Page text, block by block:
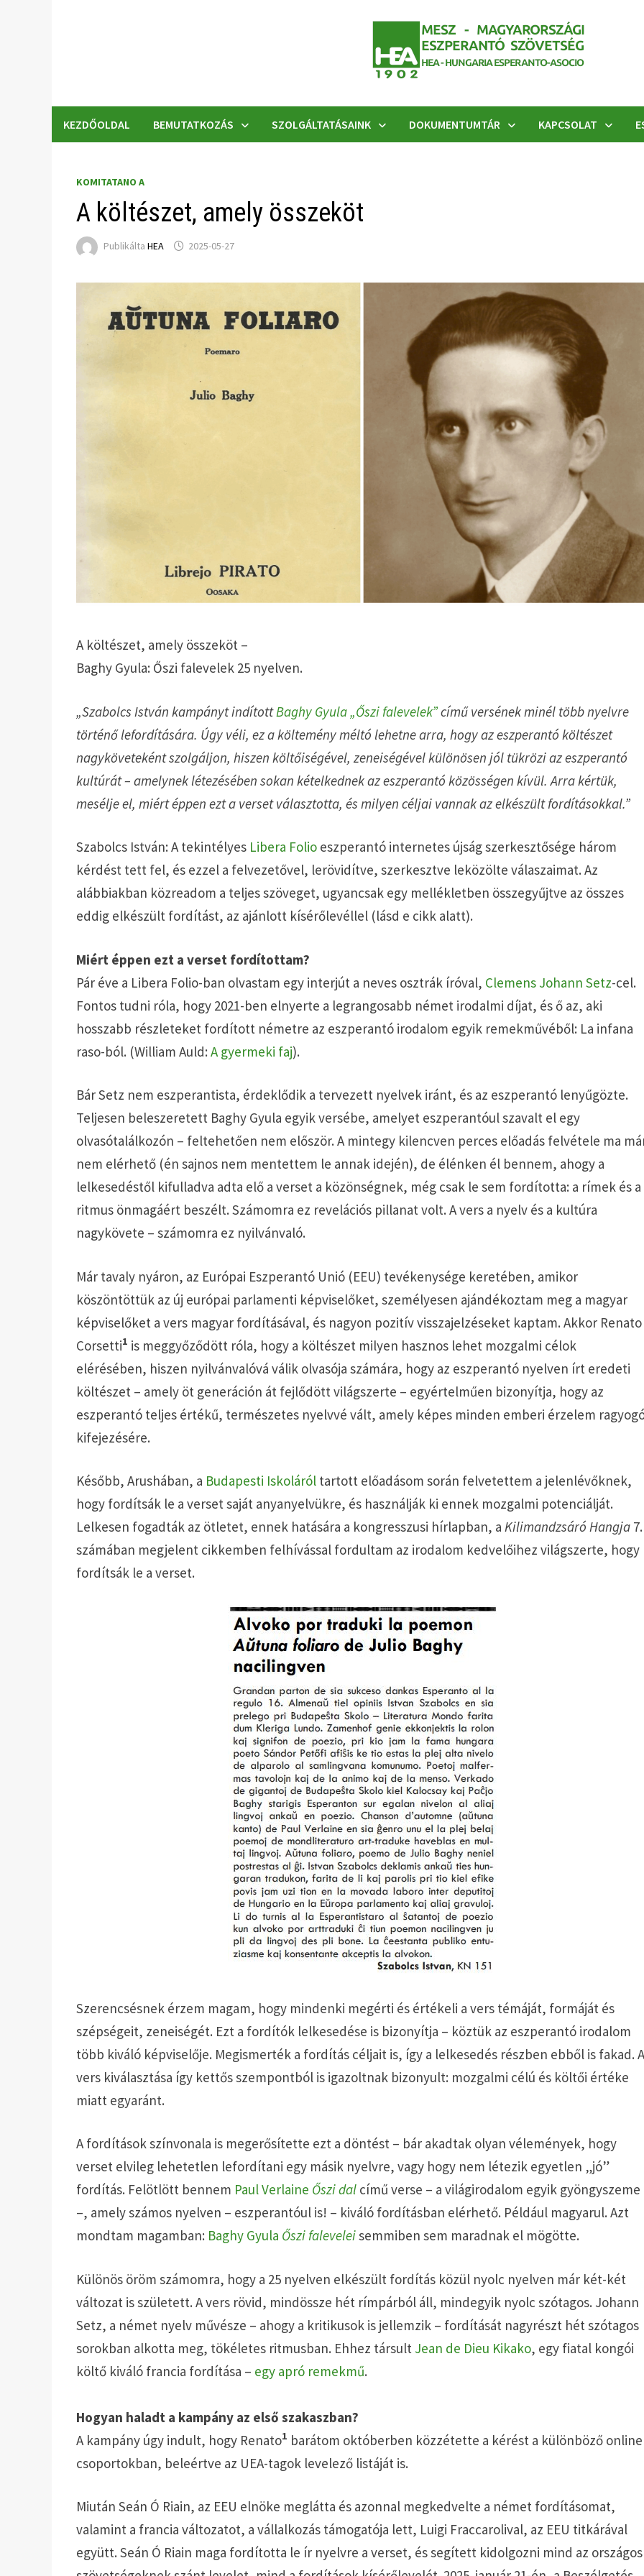
KEZDŐOLDAL BEMUTATKOZÁS SZOLGÁLTATÁSAINK DOKUMENTUMTÁR KAPCSOLAT
KOMITATANO A
A költészet, amely összeköt
PublikáltaHEA 2025-05-27
A költészet, amely összeköt –
Baghy Gyula: Őszi falevelek 25 nyelven.
„Szabolcs István kampányt indítottBaghy Gyula „Őszi falevelek”című versének minél több nyelvre
történő lefordítására. Úgy véli, ez a költemény méltó lehetne arra, hogy az eszperantó költészet
nagyköveteként szolgáljon, hiszen költőiségével, zeneiségével különösen jól tükrözi az eszperantó
kultúrát – amelynek létezésében sokan kételkednek az eszperantó közösségen kívül. Arra kértük,
mesélje el, miért éppen ezt a verset választotta, és milyen céljai vannak az elkészült fordításokkal.”
Szabolcs István: A tekintélyes Libera Folio eszperantó internetes újság szerkesztősége három
kérdést tett fel, és ezzel a felvezetővel, lerövidítve, szerkesztve leközölte válaszaimat. Az
alábbiakban közreadom a teljes szöveget, ugyancsak egy mellékletben összegyűjtve az összes
eddig elkészült fordítást, az ajánlott kísérőlevéllel (lásd e cikk alatt).
Miért éppen ezt a verset fordítottam?
Pár éve a Libera Folio-ban olvastam egy interjút a neves osztrák íróval, Clemens Johann Setz-cel.
Fontos tudni róla, hogy 2021-ben elnyerte a legrangosabb német irodalmi díjat, és ő az, aki
hosszabb részleteket fordított németre az eszperantó irodalom egyik remekművéből: La infana
raso-ból. (William Auld:A gyermeki faj).
Bár Setz nem eszperantista, érdeklődik a tervezett nyelvek iránt, és az eszperantó lenyűgözte.
Teljesen beleszeretett Baghy Gyula egyik versébe, amelyet eszperantóul szavalt el egy
olvasótalálkozón – feltehetően nem először. A mintegy kilencven perces előadás felvétele ma
nem elérhető (én sajnos nem mentettem le annak idején), de élénken él bennem, ahogy a
lelkesedéstől kifulladva adta elő a verset a közönségnek, még csak le sem fordította: a rímek és a
ritmus önmagáért beszélt. Számomra ez revelációs pillanat volt. A vers a nyelv és a kultúra
nagykövete – számomra ez nyilvánvaló.
Már tavaly nyáron, az Európai Eszperantó Unió (EEU) tevékenysége keretében, amikor
köszöntöttük az új európai parlamenti képviselőket, személyesen ajándékoztam meg a magyar
képviselőket a vers magyar fordításával, és nagyon pozitív visszajelzéseket kaptam. Akkor Renato
Corsetti1 is meggyőződött róla, hogy a költészet milyen hasznos lehet mozgalmi célok
elérésében, hiszen nyilvánvalóvá válik olvasója számára, hogy az eszperantó nyelven írt eredeti
költészet – amely öt generáción át fejlődött világszerte – egyértelműen bizonyítja, hogy az
eszperantó teljes értékű, természetes nyelvvé vált, amely képes minden emberi érzelem
kifejezésére.
Később, Arushában, a Budapesti Iskoláról tartott előadásom során felvetettem a jelenlévőknek,
hogy fordítsák le a verset saját anyanyelvükre, és használják ki ennek mozgalmi potenciálját.
Lelkesen fogadták az ötletet, ennek hatására a kongresszusi hírlapban, aKilimandzsáró Hangja 7.
számában megjelent cikkemben felhívással fordultam az irodalom kedvelőihez világszerte, hogy
fordítsák le a verset.
Szerencsésnek érzem magam, hogy mindenki megérti és értékeli a vers témáját, formáját és
szépségeit, zeneiségét. Ezt a fordítók lelkesedése is bizonyítja – köztük az eszperantó irodalom
több kiváló képviselője. Megismerték a fordítás céljait is, így a lelkesedés részben ebből is fakad.
vers kiválasztása így kettős szempontból is igazoltnak bizonyult: mozgalmi célú és költői értéke
miatt egyaránt.
A fordítások színvonala is megerősítette ezt a döntést – bár akadtak olyan vélemények, hogy
verset elvileg lehetetlen lefordítani egy másik nyelvre, vagy hogy nem létezik egyetlen „jó”
fordítás. Felötlött bennem Paul Verlaine Őszi dal című verse – a világirodalom egyik gyöngyszeme
–, amely számos nyelven – eszperantóul is! – kiváló fordításban elérhető. Például magyarul. Azt
mondtam magamban: Baghy Gyula Őszi faleveleisemmiben sem maradnak el mögötte.
Különös öröm számomra, hogy a 25 nyelven elkészült fordítás közül nyolc nyelven már két-két
változat is született. A vers rövid, mindössze hét rímpárból áll, mindegyik nyolc szótagos. Johann
Setz, a német nyelv művésze – ahogy a kritikusok is jellemzik – fordítását nagyrészt hét szótagos
sorokban alkotta meg, tökéletes ritmusban. Ehhez társult Jean de Dieu Kikako, egy fiatal kongói
költő kiváló francia fordítása – egy apró remekmű.
Hogyan haladt a kampány az első szakaszban?
A kampány úgy indult, hogy Renato1 barátom októberben közzétette a kérést a különböző online
csoportokban, beleértve az UEA-tagok levelező listáját is.
Miután Seán Ó Riain, az EEU elnöke meglátta és azonnal megkedvelte a német fordításomat,
valamint a francia változatot, a vállalkozás támogatója lett, Luigi Fraccarolival, az EEU titkárával
együtt. Seán Ó Riain maga fordította le ír nyelvre a verset, és segített kidolgozni mind az országos